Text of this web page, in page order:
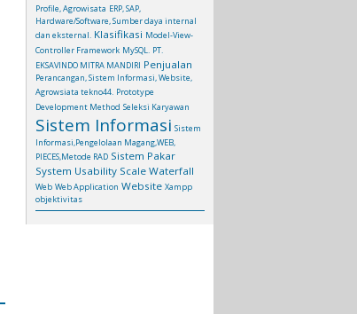
Profile, Agrowisata ERP, SAP,
Hardware/Software, Sumber daya internal
dan eksternal. Klasifikasi Model-View-
Controller Framework MySQL. PT.
EKSAVINDO MITRA MANDIRI Penjualan
Perancangan, Sistem Informasi, Website,
Agrowsiata tekno44. Prototype
Development Method Seleksi Karyawan
Sistem Informasi Sistem
Informasi,Pengelolaan Magang,WEB,
PIECES,Metode RAD Sistem Pakar
System Usability Scale Waterfall
Web Web Application Website Xampp
objektivitas